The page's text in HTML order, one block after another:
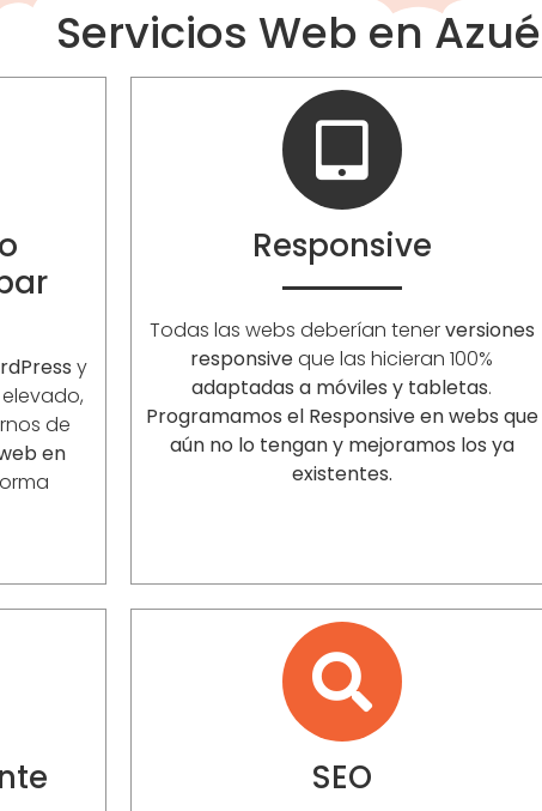
Servicios Web en
y
de
en
Responsive
Todas las webs deberían tenerversiones
responsiveque las hicieran 100%
adaptadas a móviles y tabletas.
Programamos el Responsive en webs que
aún no lo tengan y mejoramos los ya
existentes.
SEO